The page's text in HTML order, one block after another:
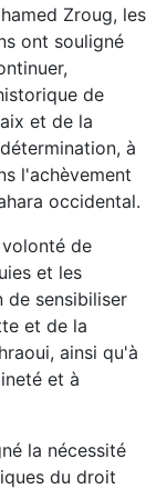
Zroug, les
ont souligné
de
et de la
à
l'achèvement
occidental.
de
et les
de sensibiliser
et de la
ainsi qu'à
et à
la nécessité
du droit